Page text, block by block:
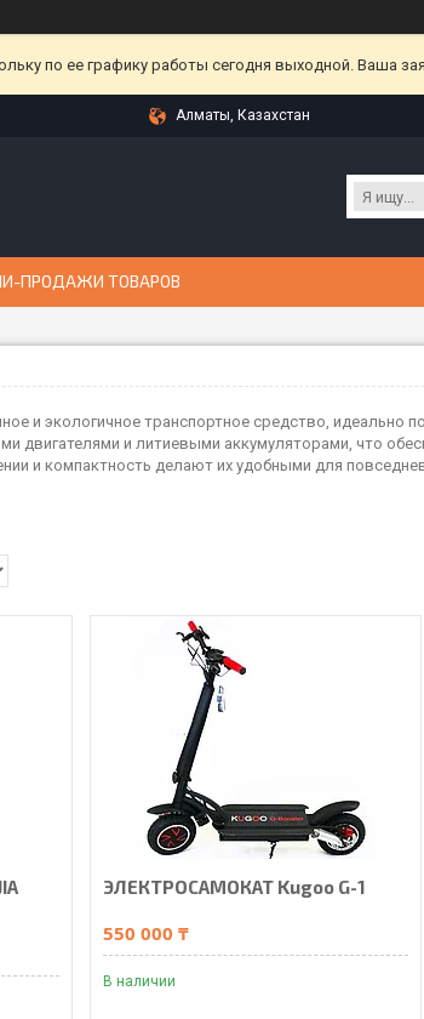
по ее графику работы сегодня выходной. Ваша
Алматы, Казахстан
ПРОДАЖИ ТОВАРОВ
и экологичное транспортное средство, идеально
двигателями и литиевыми аккумуляторами, что
и компактность делают их удобными для
ЭЛЕКТРОСАМОКАТ Kugoo G-1
550 000 ₸
В наличии